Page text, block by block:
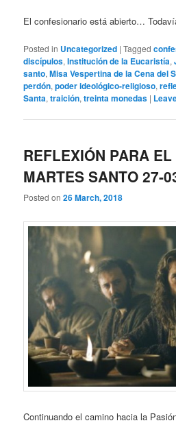
El confesionario está abierto…
Posted in Uncategorized |Tagged
discípulos,Institución de la Eucaristía,
santo,Misa Vespertina de la Cena del
perdón,poder ideológico-religioso,
Santa,traición,treinta monedas |
REFLEXIÓN PARA EL
MARTES SANTO 27-
Posted on26 March, 2018
Continuando el camino hacia la